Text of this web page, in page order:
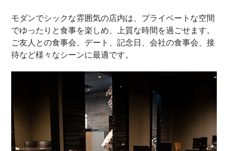
モダンでシックな雰囲気の店内は、 プライベートな空間
でゆったりと食事を楽しめ、上質な時間を過ごせます。
ご友人との食事会、デート、記念日、会社の食事会、接
待など様々なシーンに最適です。